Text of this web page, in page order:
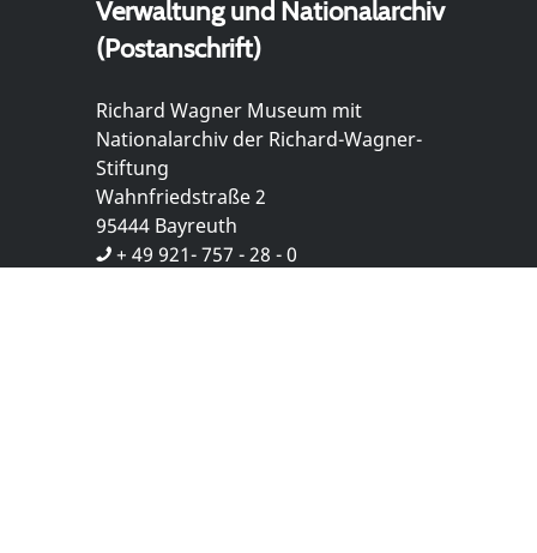
Verwaltung und Nationalarchiv
(Postanschrift)
Richard Wagner Museum mit
Nationalarchiv der Richard-Wagner-
Stiftung
Wahnfriedstraße 2
95444 Bayreuth
+ 49 921- 757 - 28 - 0